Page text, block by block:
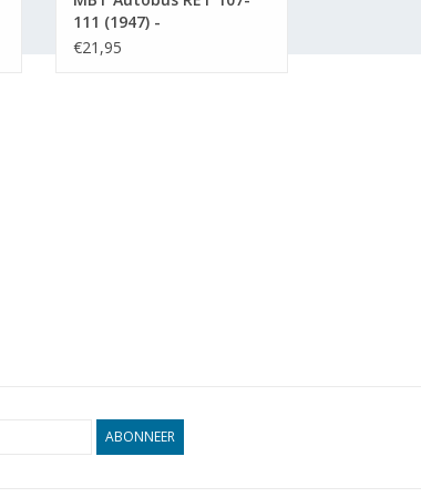
111 (1947) -
Bouwtekening Schaal 1 :
€21,95
ABONNEER